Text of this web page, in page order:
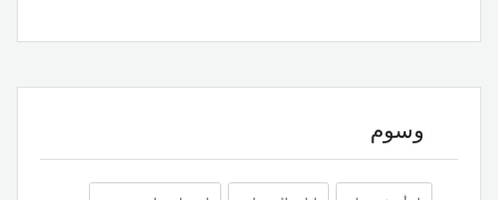
وسوم